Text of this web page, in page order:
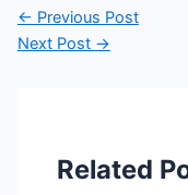
← Previous Post
Next Post →
Related